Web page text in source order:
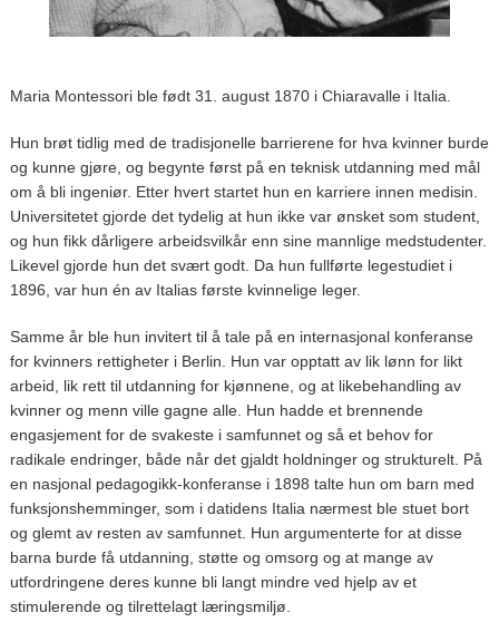
Maria Montessori ble født 31. august 1870 i Chiaravalle i Italia.
Hun brøt tidlig med de tradisjonelle barrierene for hva kvinner burde
og kunne gjøre, og begynte først på en teknisk utdanning med mål
om å bli ingeniør. Etter hvert startet hun en karriere innen medisin.
Universitetet gjorde det tydelig at hun ikke var ønsket som student,
og hun fikk dårligere arbeidsvilkår enn sine mannlige medstudenter.
Likevel gjorde hun det svært godt. Da hun fullførte legestudiet i
1896, var hun én av Italias første kvinnelige leger.
Samme år ble hun invitert til å tale på en internasjonal konferanse
for kvinners rettigheter i Berlin. Hun var opptatt av lik lønn for likt
arbeid, lik rett til utdanning for kjønnene, og at likebehandling av
kvinner og menn ville gagne alle. Hun hadde et brennende
engasjement for de svakeste i samfunnet og så et behov for
radikale endringer, både når det gjaldt holdninger og strukturelt. På
en nasjonal pedagogikk-konferanse i 1898 talte hun om barn med
funksjonshemminger, som i datidens Italia nærmest ble stuet bort
og glemt av resten av samfunnet. Hun argumenterte for at disse
barna burde få utdanning, støtte og omsorg og at mange av
utfordringene deres kunne bli langt mindre ved hjelp av et
stimulerende og tilrettelagt læringsmiljø.